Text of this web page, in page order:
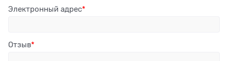
Электронный адрес
Отзыв